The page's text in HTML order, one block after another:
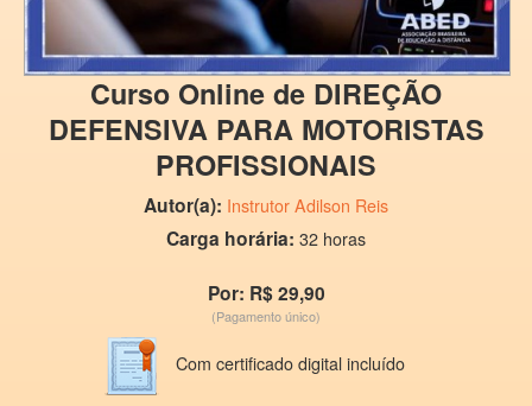
Curso Online de DIREÇÃO
DEFENSIVA PARA MOTORISTAS
PROFISSIONAIS
Autor(a): Instrutor Adilson Reis
Carga horária: 32 horas
Por: R$ 29,90
(Pagamento único)
Com certificado digital incluído